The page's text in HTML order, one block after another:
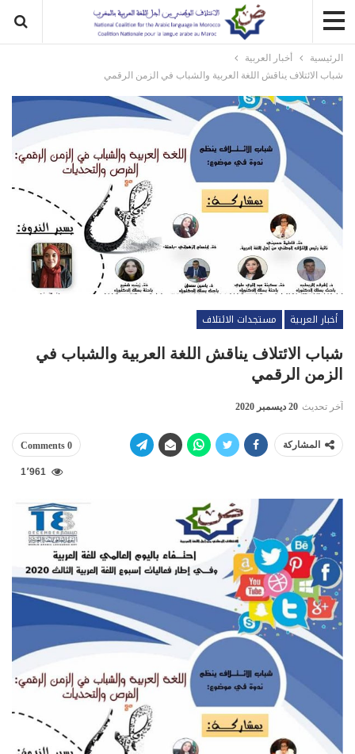
الرئيسية
أخبار العربية
شباب الائتلاف يناقش اللغة العربية والشباب في الزمن الرقمي
أخبار العربية
مستجدات الائتلاف
شباب الائتلاف يناقش اللغة العربية والشباب في
الزمن الرقمي
آخر تحديث 20 ديسمبر 2020
المشاركة 0 Comments
1٬961